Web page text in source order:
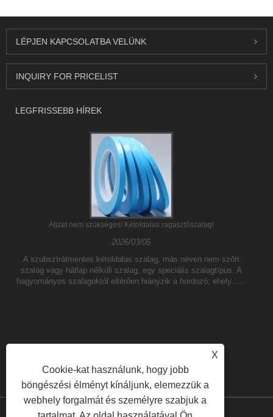
LÉPJEN KAPCSOLATBA VELÜNK
INQUIRY FOR PRICELIST
LEGFRISSEBB HÍREK
Aljzat nem szükséges! Kétoldalas ragasztószalag!
2026/03/05
A szubsztrátmentes kétoldalas szalag, más néven nem szőtt
szalag vagy hátlap nélküli szalag, egy speciális szalagtípus. A
hagyományos szalagoktól eltérően hiányzik a hordozó; ehely......
X
Cookie-kat használunk, hogy jobb
böngészési élményt kínáljunk, elemezzük a
webhely forgalmát és személyre szabjuk a